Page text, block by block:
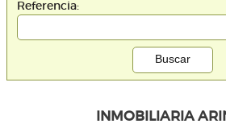
Referencia:
INMOBILIARIA